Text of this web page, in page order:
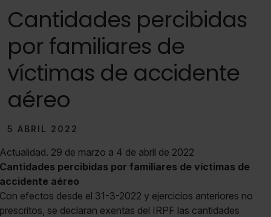
Cantidades percibidas
por familiares de
víctimas de accidente
aéreo
5 ABRIL 2022
Actualidad. 29 de marzo a 4 de abril de 2022
Cantidades percibidas por familiares de víctimas de
accidente aéreo
Con efectos desde el 31-3-2022 y ejercicios anteriores no
prescritos, se declaran exentas del IRPF las cantidades